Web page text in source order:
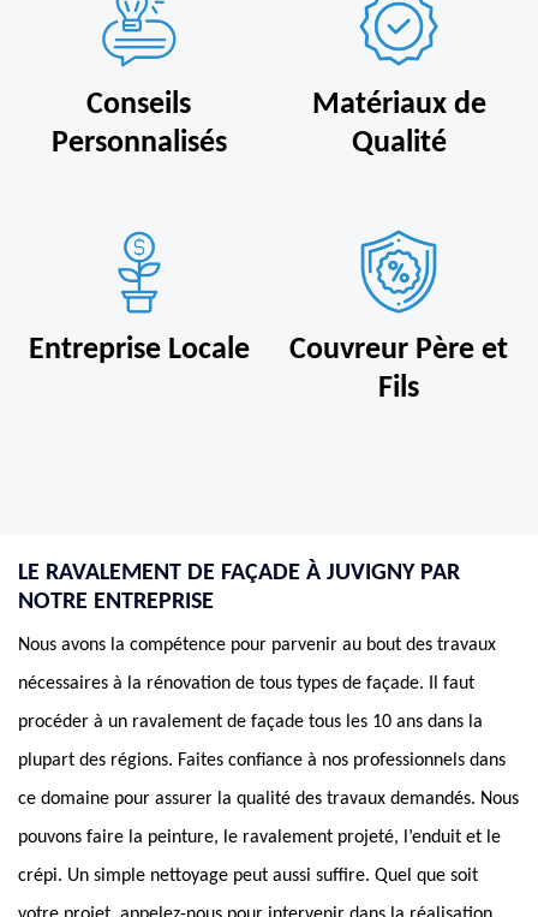
Conseils
Personnalisés
Matériaux de
Qualité
Entreprise Locale
Couvreur Père et
Fils
LE RAVALEMENT DE FAÇADE À JUVIGNY PAR
NOTRE ENTREPRISE
Nous avons la compétence pour parvenir au bout des travaux
nécessaires à la rénovation de tous types de façade. Il faut
procéder à un ravalement de façade tous les 10 ans dans la
plupart des régions. Faites confiance à nos professionnels dans
ce domaine pour assurer la qualité des travaux demandés. Nous
pouvons faire la peinture, le ravalement projeté, l’enduit et le
crépi. Un simple nettoyage peut aussi suffire. Quel que soit